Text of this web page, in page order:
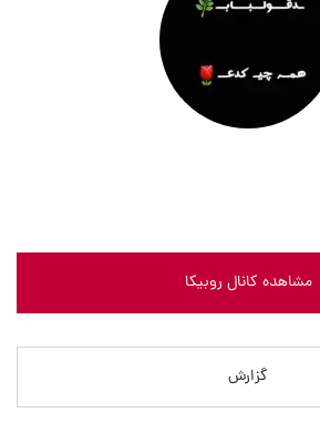
مشاهده کانال روبیکا
گزارش